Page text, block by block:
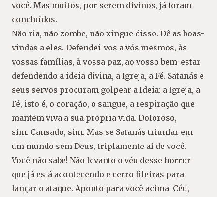
você. Mas muitos, por serem divinos, já foram
concluídos.
Não ria, não zombe, não xingue disso. Dê as boas-
vindas a eles. Defendei-vos a vós mesmos, às
vossas famílias, à vossa paz, ao vosso bem-estar,
defendendo a ideia divina, a Igreja, a Fé. Satanás e
seus servos procuram golpear a Ideia: a Igreja, a
Fé, isto é, o coração, o sangue, a respiração que
mantém viva a sua própria vida. Doloroso,
sim. Cansado, sim. Mas se Satanás triunfar em
um mundo sem Deus, triplamente ai de você.
Você não sabe! Não levanto o véu desse horror
que já está acontecendo e cerro fileiras para
lançar o ataque. Aponto para você acima: Céu,